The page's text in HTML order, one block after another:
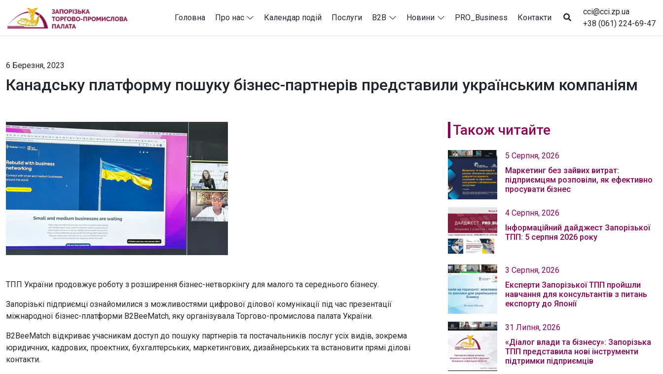
Головна Про нас Календар подій Послуги B2B Новини PRO_Business Контакти
cci@cci.zp.ua
+38 (061) 224-69-47
6 Березня, 2023
Канадську платформу пошуку бізнес-партнерів представили українським компаніям
ТПП України продовжує роботу з розширення бізнес-нетворкінгу для малого та середнього бізнесу.
Запорізькі підприємці ознайомилися з можливостями цифрової ділової комунікації під час презентації
міжнародної бізнес-платформи B2BeeMatch, яку організувала Торгово-промислова палата України.
B2BeeMatch відкриває учасникам доступ до пошуку партнерів та постачальників послуг усіх видів, зокрема
юридичних, кадрових, проектних, бухгалтерських, маркетингових, дизайнерських та встановити прямі ділові
контакти.
Також читайте
5 Серпня, 2026
Маркетинг без зайвих витрат:
підприємцям розповіли, як ефективно
просувати бізнес
4 Серпня, 2026
Інформаційний дайджест Запорізької
ТПП: 5 серпня 2026 року
3 Серпня, 2026
Експерти Запорізької ТПП пройшли
навчання для консультантів з питань
експорту до Японії
31 Липня, 2026
«Діалог влади та бізнесу»: Запорізька
ТПП представила нові інструменти
підтримки підприємців